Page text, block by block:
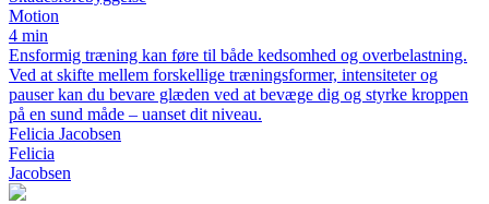
Motion
4 min
Ensformig træning kan føre til både kedsomhed og overbelastning.
Ved at skifte mellem forskellige træningsformer, intensiteter og
pauser kan du bevare glæden ved at bevæge dig og styrke kroppen
på en sund måde – uanset dit niveau.
Felicia Jacobsen
Felicia
Jacobsen